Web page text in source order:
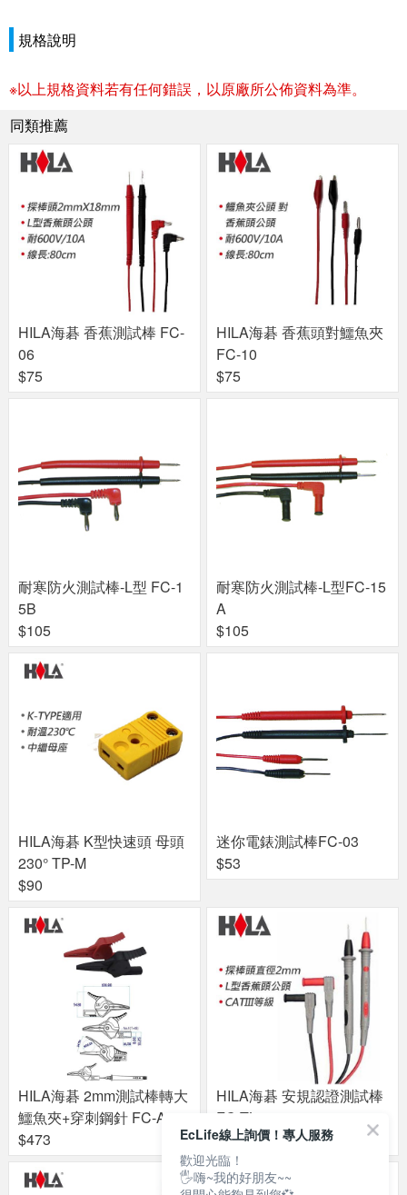
規格說明
※以上規格資料若有任何錯誤，以原廠所公佈資料為準。
同類推薦
HILA海碁 香蕉測試棒 FC-
06
$75
HILA海碁 香蕉頭對鱷魚夾
FC-10
$75
耐寒防火測試棒-L型 FC-1
5B
$105
耐寒防火測試棒-L型FC-15
A
$105
HILA海碁 K型快速頭 母頭
230° TP-M
$90
迷你電錶測試棒FC-03
$53
HILA海碁 2mm測試棒轉大
鱷魚夾+穿刺鋼針 FC-A34
$473
HILA海碁 安規認證測試棒
FC-TL88-3
$189
EcLife線上詢價！專人服務
歡迎光臨！
🖐嗨~我的好朋友~~